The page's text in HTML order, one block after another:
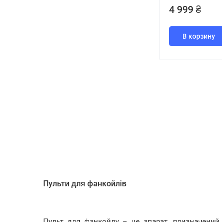
4 999 ₴
В корзину
Пульти для фанкойлів